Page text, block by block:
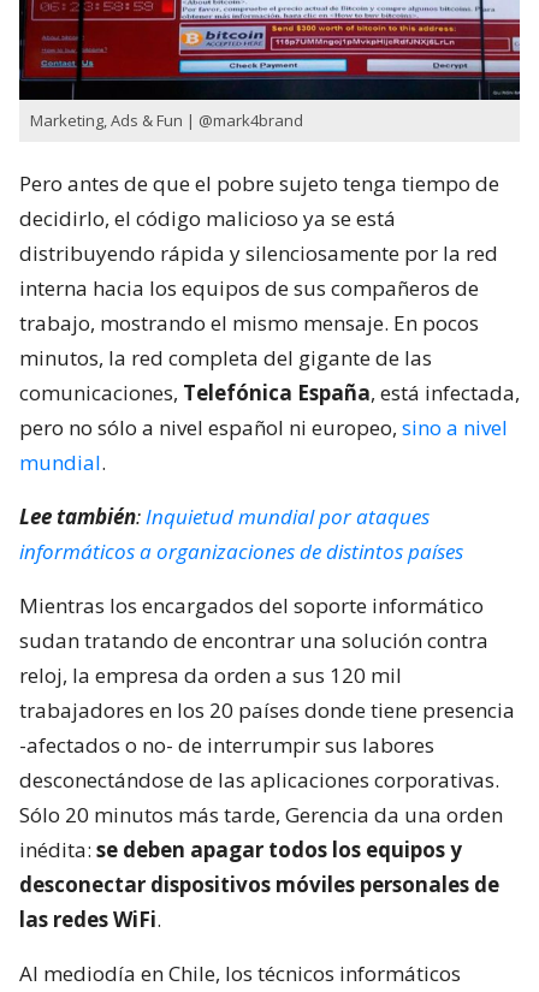
Marketing, Ads & Fun‏ | @mark4brand
Pero antes de que el pobre sujeto tenga tiempo de
decidirlo, el código malicioso ya se está
distribuyendo rápida y silenciosamente por la red
interna hacia los equipos de sus compañeros de
trabajo, mostrando el mismo mensaje. En pocos
minutos, la red completa del gigante de las
comunicaciones, Telefónica España, está infectada,
pero no sólo a nivel español ni europeo, sino a nivel
mundial.
Lee también:Inquietud mundial por ataques
informáticos a organizaciones de distintos países
Mientras los encargados del soporte informático
sudan tratando de encontrar una solución contra
reloj, la empresa da orden a sus 120 mil
trabajadores en los 20 países donde tiene presencia
-afectados o no- de interrumpir sus labores
desconectándose de las aplicaciones corporativas.
Sólo 20 minutos más tarde, Gerencia da una orden
inédita: se deben apagar todos los equipos y
desconectar dispositivos móviles personales de
las redes WiFi.
Al mediodía en Chile, los técnicos informáticos